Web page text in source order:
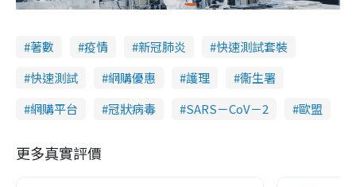
著數 疫情 新冠肺炎
快速測試套裝
快速測試
網購優惠 護理
衞生署
網購平台
冠狀病毒 SARS－CoV－2 歐盟
更多真實評價